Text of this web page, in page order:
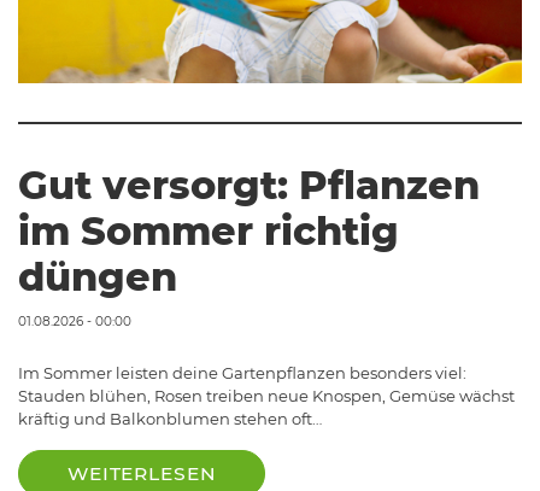
Gut versorgt: Pflanzen
im Sommer richtig
düngen
01.08.2026 - 00:00
Im Sommer leisten deine Gartenpflanzen besonders viel:
Stauden blühen, Rosen treiben neue Knospen, Gemüse wächst
kräftig und Balkonblumen stehen oft…
WEITERLESEN